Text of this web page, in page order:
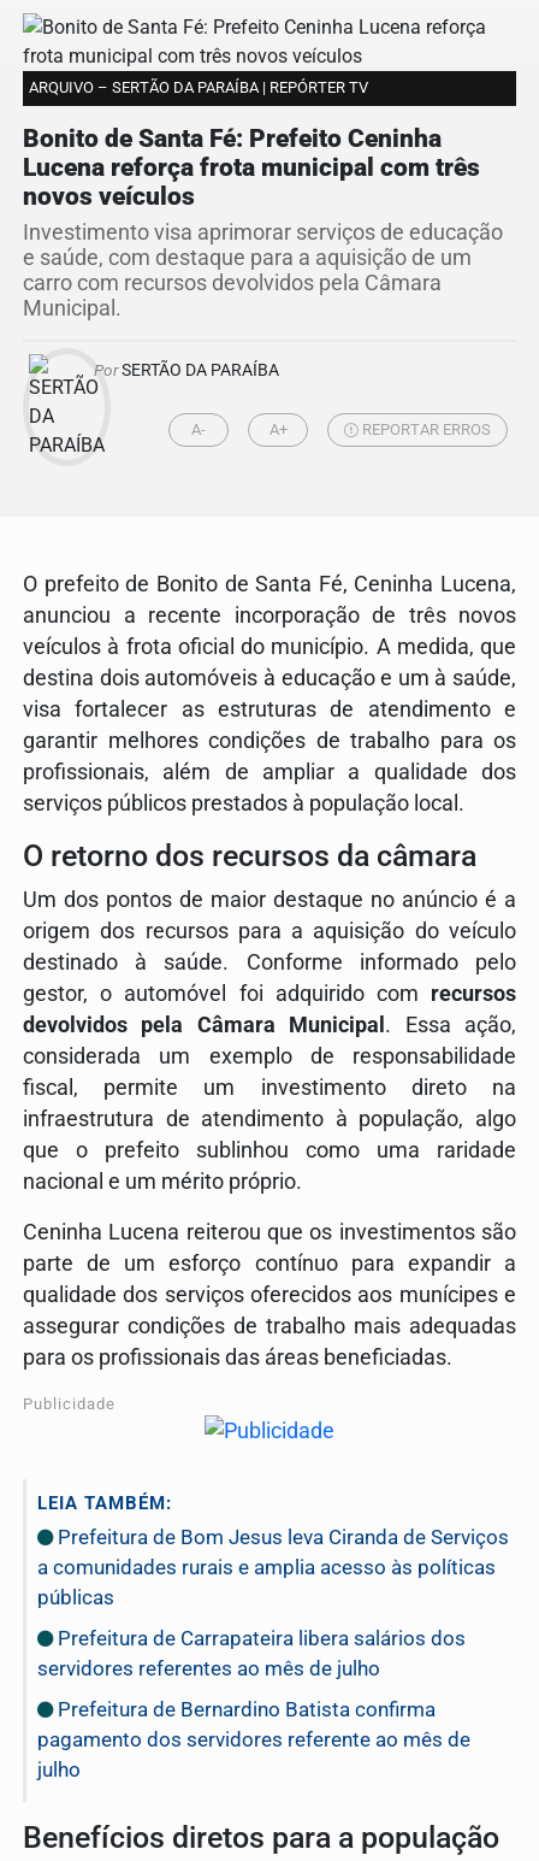
ARQUIVO – SERTÃO DA PARAÍBA | REPÓRTER TV
Bonito de Santa Fé: Prefeito Ceninha
Lucena reforça frota municipal com três
novos veículos
Investimento visa aprimorar serviços de educação
e saúde, com destaque para a aquisição de um
carro com recursos devolvidos pela Câmara
Municipal.
PorSERTÃO DA PARAÍBA
A- A+ REPORTAR ERROS
O prefeito de Bonito de Santa Fé, Ceninha Lucena,
anunciou a recente incorporação de três novos
veículos à frota oficial do município. A medida, que
destina dois automóveis à educação e um à saúde,
visa fortalecer as estruturas de atendimento e
garantir melhores condições de trabalho para os
profissionais, além de ampliar a qualidade dos
serviços públicos prestados à população local.
O retorno dos recursos da câmara
Um dos pontos de maior destaque no anúncio é a
origem dos recursos para a aquisição do veículo
destinado à saúde. Conforme informado pelo
gestor, o automóvel foi adquirido com recursos
devolvidos pela Câmara Municipal . Essa ação,
considerada um exemplo de responsabilidade
fiscal, permite um investimento direto na
infraestrutura de atendimento à população, algo
que o prefeito sublinhou como uma raridade
nacional e um mérito próprio.
Ceninha Lucena reiterou que os investimentos são
parte de um esforço contínuo para expandir a
qualidade dos serviços oferecidos aos munícipes e
assegurar condições de trabalho mais adequadas
para os profissionais das áreas beneficiadas.
Publicidade
LEIA TAMBÉM:
Prefeitura de Bom Jesus leva Ciranda de Serviços
a comunidades rurais e amplia acesso às políticas
públicas
Prefeitura de Carrapateira libera salários dos
servidores referentes ao mês de julho
Prefeitura de Bernardino Batista confirma
pagamento dos servidores referente ao mês de
julho
Benefícios diretos para a população